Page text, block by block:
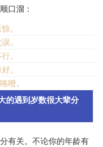
口溜：
。
。
。
。
噔。
的遇到岁数很大辈分
有关。不论你的年龄有